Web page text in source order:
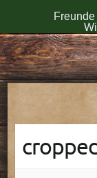
Skip
to
content